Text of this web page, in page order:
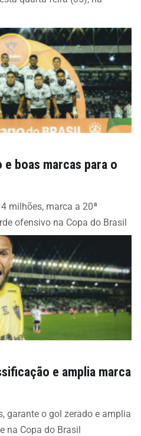
boas marcas para o
milhões, marca a 20ª
ofensivo na Copa do Brasil
e amplia marca
garante o gol zerado e amplia
na Copa do Brasil